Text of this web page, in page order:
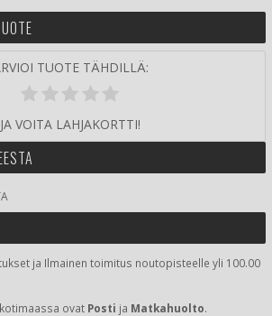
TUOTE TÄHDILLÄ:
JA VOITA LAHJAKORTTI!
ja Ilmainen toimitus noutopisteelle yli 100.00
ovat Posti ja Matkahuolto.